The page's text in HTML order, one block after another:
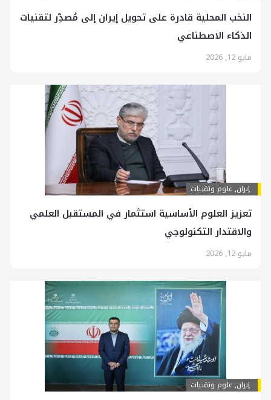
النخب المحلية قادرة على تحويل إيران إلى مُصدِّر لتقنيات
الذكاء الاصطناعي
مايو 12, 2026
إيران,علوم وتقنيات
تعزيز العلوم الأساسية استثمار في المستقبل العلمي
والاقتدار التكنولوجي
مايو 12, 2026
إيران,علوم وتقنيات